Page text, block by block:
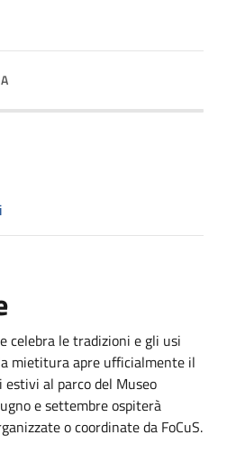
celebra le tradizioni e gli usi
mietitura apre ufficialmente il
al parco del Museo
e settembre ospiterà
o coordinate da FoCuS.